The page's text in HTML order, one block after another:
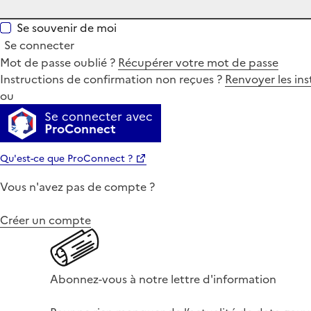
Se souvenir de moi
Se connecter
Mot de passe oublié ? Récupérer votre mot de passe
Instructions de confirmation non reçues ? Renvoyer les
ou
Se connecter avec
ProConnect
Qu'est-ce que ProConnect ?
Vous n'avez pas de compte ?
Créer un compte
Abonnez-vous à notre lettre d'information